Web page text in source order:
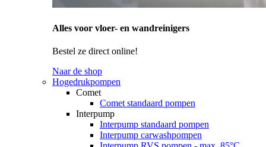
Alles voor vloer- en wandreinigers
Bestel ze direct online!
Naar de shop
Hogedrukpompen
Comet
Comet standaard pompen
Interpump
Interpump standaard pompen
Interpump carwashpompen